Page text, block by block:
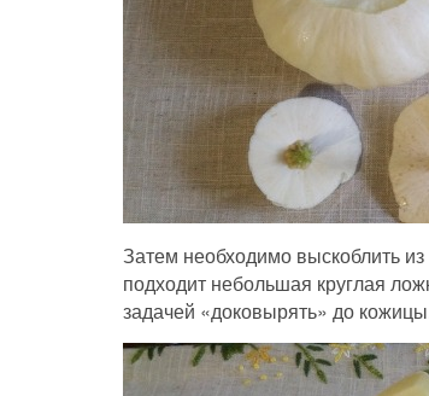
Затем необходимо выскоблить
подходит небольшая круглая
задачей «доковырять» до